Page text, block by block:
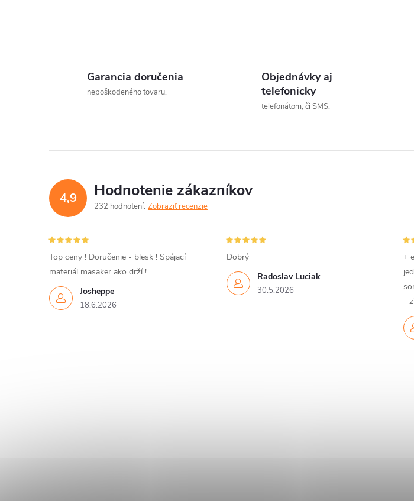
Garancia doručenia
nepoškodeného tovaru.
Objednávky aj
telefonicky
telefonátom, či SMS.
4,9 Hodnotenie zákazníkov
232 hodnotení Zobraziť recenzie
Josheppe
18.6.2026
Top ceny ! Doručenie - blesk ! Spájací
materiál masaker ako drží !
Radoslav Luciak
30.5.2026
Dobrý
+
-